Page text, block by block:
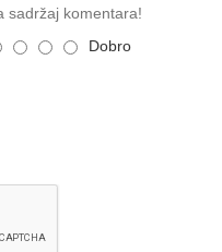
sadržaj komentara!
Dobro